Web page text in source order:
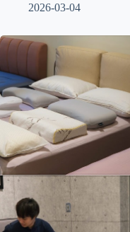
2026-03-04